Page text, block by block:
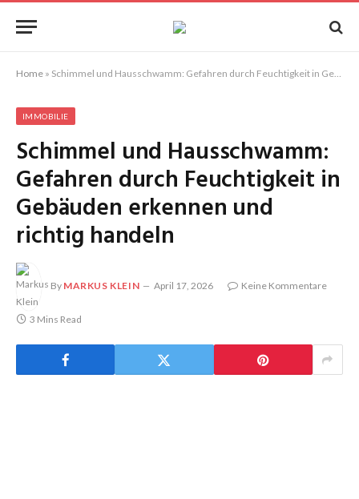
Home » Schimmel und Hausschwamm: Gefahren durch Feuchtigkeit in Gebäuden erkennen und richtig handeln
IMMOBILIE
Schimmel und Hausschwamm:
Gefahren durch Feuchtigkeit in
Gebäuden erkennen und
richtig handeln
By MARKUS KLEIN April 17, 2026 Keine Kommentare
3 Mins Read